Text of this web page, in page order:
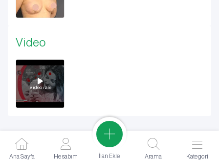
Video
Video izle
Ana Sayfa Hesabım İlan Ekle Arama Kategori